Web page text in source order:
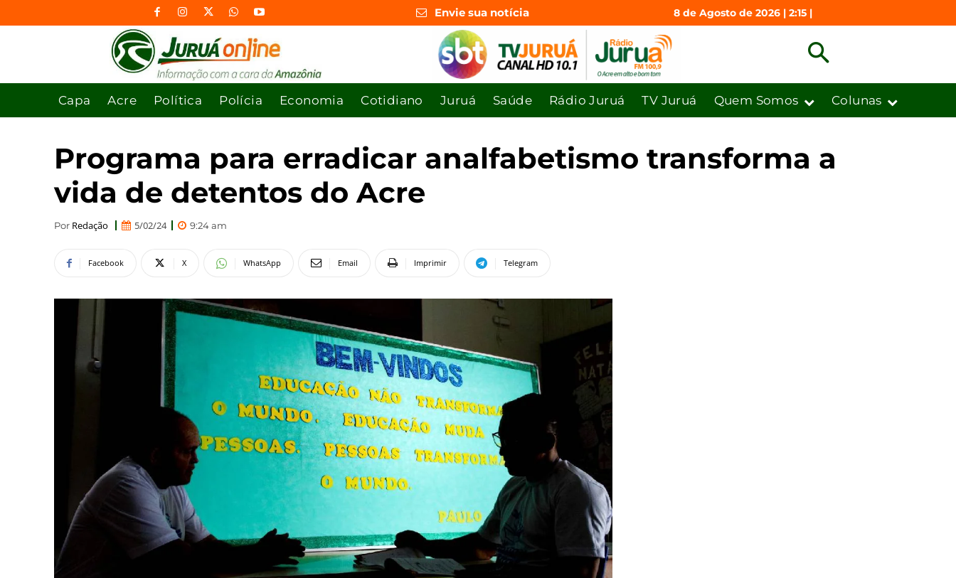
Envie sua notícia 8 de Agosto de 2026 | 2:15 |
Capa Acre Política Polícia Economia Cotidiano Juruá Saúde Rádio Juruá TV Juruá Quem Somos Colunas
Programa para erradicar analfabetismo transforma a
vida de detentos do Acre
Por Redação 5/02/24 9:24 am
Facebook X WhatsApp Email Imprimir Telegram